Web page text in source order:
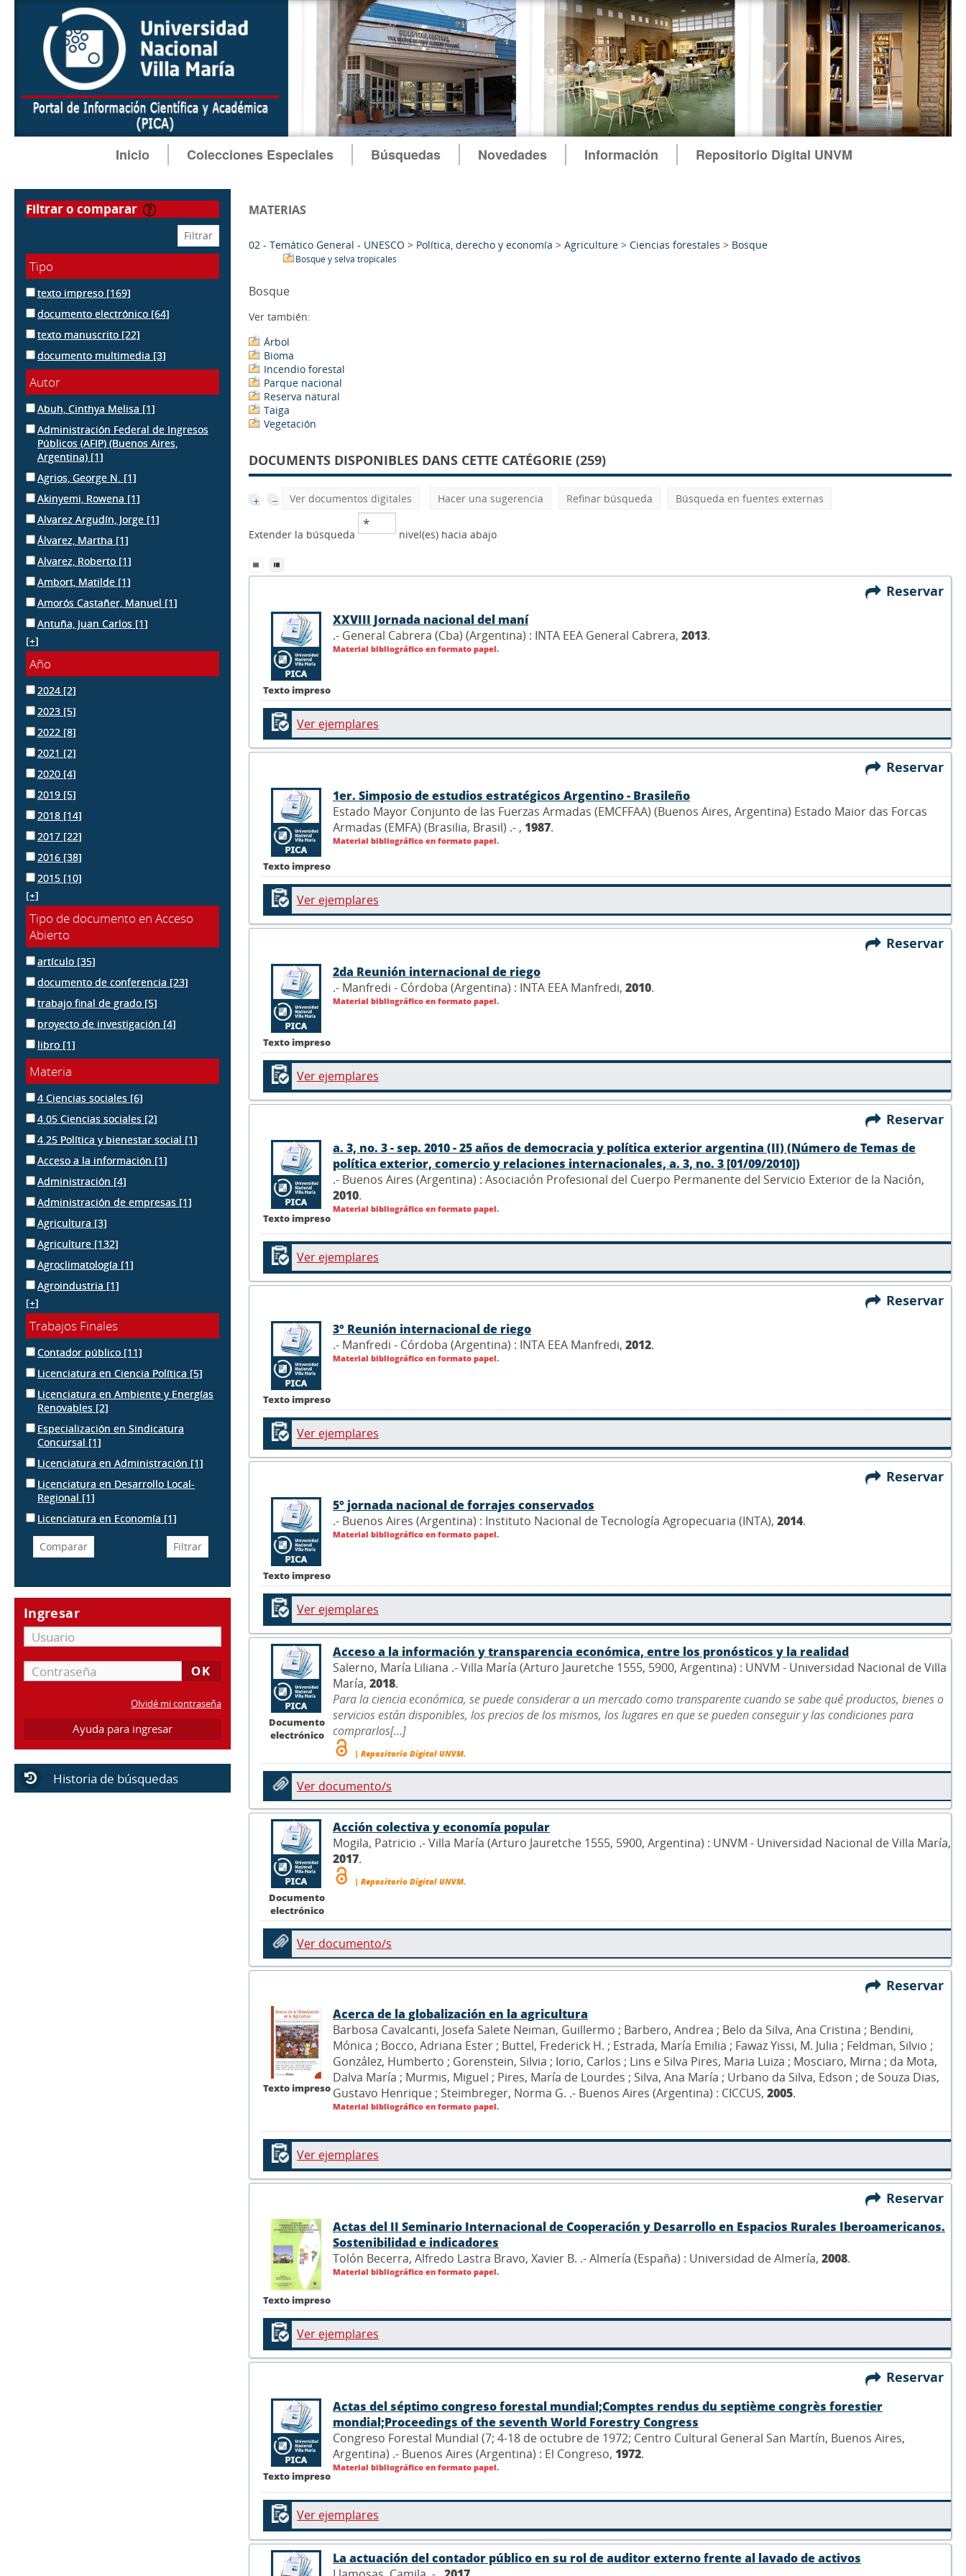
Inicio Colecciones Especiales Búsquedas Novedades Información Repositorio Digital UNVM
filtrar o comparar
Tipo
texto impreso [169]
documento electrónico [64]
texto manuscrito [22]
documento multimedia [3]
Autor
Abuh, Cinthya Melisa [1]
Administración Federal de Ingresos
Públicos (AFIP) (Buenos Aires,
Argentina) [1]
Agrios, George N. [1]
Akinyemi, Rowena [1]
Alvarez Argudín, Jorge [1]
Álvarez, Martha [1]
Alvarez, Roberto [1]
Ambort, Matilde [1]
Amorós Castañer, Manuel [1]
Antuña, Juan Carlos [1]
[+]
Año
2024 [2]
2023 [5]
2022 [8]
2021 [2]
2020 [4]
2019 [5]
2018 [14]
2017 [22]
2016 [38]
2015 [10]
[+]
Tipo de documento en Acceso
Abierto
artículo [35]
documento de conferencia [23]
trabajo final de grado [5]
proyecto de investigación [4]
libro [1]
Materia
4 Ciencias sociales [6]
4.05 Ciencias sociales [2]
4.25 Política y bienestar social [1]
Acceso a la información [1]
Administración [4]
Administración de empresas [1]
Agricultura [3]
Agriculture [132]
Agroclimatología [1]
Agroindustria [1]
[+]
Trabajos Finales
Contador público [11]
Licenciatura en Ciencia Política [5]
Licenciatura en Ambiente y Energías
Renovables [2]
Especialización en Sindicatura
Concursal [1]
Licenciatura en Administración [1]
Licenciatura en Desarrollo Local-
Regional [1]
Licenciatura en Economía [1]
Ingresar
Olvidé mi contraseña
Ayuda para ingresar
Historia de búsquedas
MATERIAS
02 - Temático General - UNESCO > Política, derecho y economía > Agriculture > Ciencias forestales > Bosque
Bosque y selva tropicales
Bosque
Ver también:
Árbol
Bioma
Incendio forestal
Parque nacional
Reserva natural
Taiga
Vegetación
DOCUMENTS DISPONIBLES DANS CETTE CATÉGORIE (259)
Ver documentos digitales Hacer una sugerencia Refinar búsqueda Búsqueda en fuentes externas
Extender la búsqueda nivel(es) hacia abajo
Reservar
Texto impreso
XXVIII Jornada nacional del maní
.- General Cabrera (Cba) (Argentina) : INTA EEA General Cabrera, 2013.
Material bibliográfico en formato papel.
Ver ejemplares
Reservar
Texto impreso
1er. Simposio de estudios estratégicos Argentino - Brasileño
Estado Mayor Conjunto de las Fuerzas Armadas (EMCFFAA) (Buenos Aires, Argentina) Estado Maior das Forcas
Armadas (EMFA) (Brasilia, Brasil) .- , 1987.
Material bibliográfico en formato papel.
Ver ejemplares
Reservar
Texto impreso
2da Reunión internacional de riego
.- Manfredi - Córdoba (Argentina) : INTA EEA Manfredi, 2010.
Material bibliográfico en formato papel.
Ver ejemplares
Reservar
Texto impreso
a. 3, no. 3 - sep. 2010 - 25 años de democracia y política exterior argentina (II) (Número de Temas de
política exterior, comercio y relaciones internacionales, a. 3, no. 3 [01/09/2010])
.- Buenos Aires (Argentina) : Asociación Profesional del Cuerpo Permanente del Servicio Exterior de la Nación,
2010.
Material bibliográfico en formato papel.
Ver ejemplares
Reservar
Texto impreso
3° Reunión internacional de riego
.- Manfredi - Córdoba (Argentina) : INTA EEA Manfredi, 2012.
Material bibliográfico en formato papel.
Ver ejemplares
Reservar
Texto impreso
5° jornada nacional de forrajes conservados
.- Buenos Aires (Argentina) : Instituto Nacional de Tecnología Agropecuaria (INTA), 2014.
Material bibliográfico en formato papel.
Ver ejemplares
Documento
electrónico
Acceso a la información y transparencia económica, entre los pronósticos y la realidad
Salerno, María Liliana .- Villa María (Arturo Jauretche 1555, 5900, Argentina) : UNVM - Universidad Nacional de Villa
María, 2018.
Para la ciencia económica, se puede considerar a un mercado como transparente cuando se sabe qué productos, bienes o
servicios están disponibles, los precios de los mismos, los lugares en que se pueden conseguir y las condiciones para
comprarlos[...]
| Repositorio Digital UNVM.
Ver documento/s
Documento
electrónico
Acción colectiva y economía popular
Mogila, Patricio .- Villa María (Arturo Jauretche 1555, 5900, Argentina) : UNVM - Universidad Nacional de Villa María,
2017.
| Repositorio Digital UNVM.
Ver documento/s
Reservar
Texto impreso
Acerca de la globalización en la agricultura
Barbosa Cavalcanti, Josefa Salete Neiman, Guillermo ; Barbero, Andrea ; Belo da Silva, Ana Cristina ; Bendini,
Mónica ; Bocco, Adriana Ester ; Buttel, Frederick H. ; Estrada, María Emilia ; Fawaz Yissi, M. Julia ; Feldman, Silvio ;
González, Humberto ; Gorenstein, Silvia ; Iorio, Carlos ; Lins e Silva Pires, Maria Luiza ; Mosciaro, Mirna ; da Mota,
Dalva María ; Murmis, Miguel ; Pires, María de Lourdes ; Silva, Ana María ; Urbano da Silva, Edson ; de Souza Dias,
Gustavo Henrique ; Steimbreger, Norma G. .- Buenos Aires (Argentina) : CICCUS, 2005.
Material bibliográfico en formato papel.
Ver ejemplares
Reservar
Texto impreso
Actas del II Seminario Internacional de Cooperación y Desarrollo en Espacios Rurales Iberoamericanos.
Sostenibilidad e indicadores
Tolón Becerra, Alfredo Lastra Bravo, Xavier B. .- Almería (España) : Universidad de Almería, 2008.
Material bibliográfico en formato papel.
Ver ejemplares
Reservar
Texto impreso
Actas del séptimo congreso forestal mundial;Comptes rendus du septième congrès forestier
mondial;Proceedings of the seventh World Forestry Congress
Congreso Forestal Mundial (7; 4-18 de octubre de 1972; Centro Cultural General San Martín, Buenos Aires,
Argentina) .- Buenos Aires (Argentina) : El Congreso, 1972.
Material bibliográfico en formato papel.
Ver ejemplares
La actuación del contador público en su rol de auditor externo frente al lavado de activos